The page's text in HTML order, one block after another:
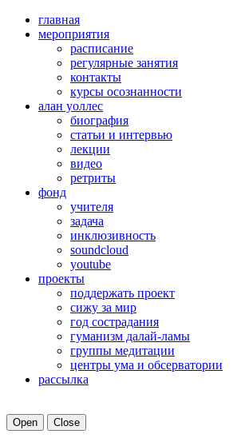
главная
мероприятия
расписание
регулярные занятия
контакты
курсы осознанности
алан уоллес
биография
статьи и интервью
лекции
видео
ретриты
фонд
учителя
задача
инклюзивность
soundcloud
youtube
проекты
поддержать проект
сижу за мир
год сострадания
гуманизм далай-ламы
группы медитации
центры ума и обсерватории
рассылка
Open Close